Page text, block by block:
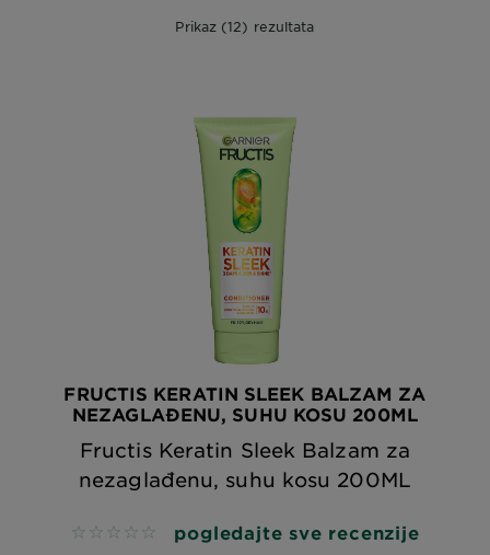
Prikaz (12) rezultata
FRUCTIS KERATIN SLEEK BALZAM ZA
NEZAGLAĐENU, SUHU KOSU 200ML
Fructis Keratin Sleek Balzam za
nezaglađenu, suhu kosu 200ML
No reviews pogledajte sve recenzije